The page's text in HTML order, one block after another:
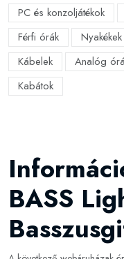
PC és konzoljátékok
Férfi órák
Nyakékek
Kábelek
Analóg
Kabátok
BASS